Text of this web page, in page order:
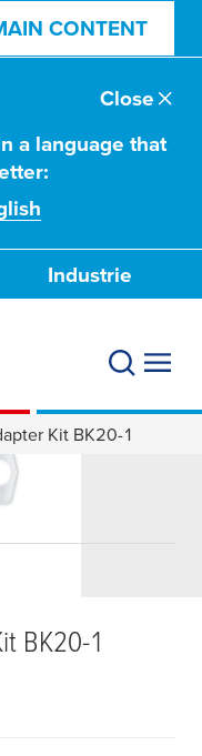
CONTENT
a language that
Close
Industrie
Kit BK20-1
BK20-1